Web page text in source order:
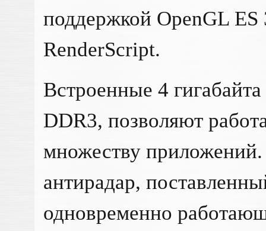
поддержкой OpenGL
RenderScript.
Встроенные 4
DDR3, позволяют
множеству
антирадар,
одновременно